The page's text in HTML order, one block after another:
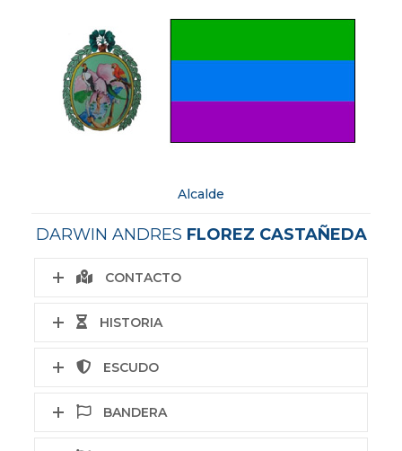
Alcalde
DARWIN ANDRES FLOREZ CASTAÑEDA
CONTACTO
HISTORIA
ESCUDO
BANDERA